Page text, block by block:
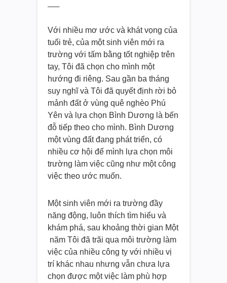
—–
Với nhiều mơ ước và khát vọng của
tuổi trẻ, của một sinh viên mới ra
trường với tấm bằng tốt nghiệp trên
tay, Tôi đã chọn cho mình một
hướng đi riêng. Sau gần ba tháng
suy nghĩ và Tôi đã quyết định rời bỏ
mảnh đất ở vùng quê nghèo Phú
Yên và lựa chọn Bình Dương là bến
đỗ tiếp theo cho mình. Bình Dương
một vùng đất đang phát triển, có
nhiều cơ hội để mình lựa chọn môi
trường làm việc cũng như một công
việc theo ước muốn.
Một sinh viên mới ra trường đầy
năng động, luôn thích tìm hiểu và
khám phá, sau khoảng thời gian Một
năm Tôi đã trãi qua môi trường làm
việc của nhiều công ty với nhiều vị
trí khác nhau nhưng vẫn chưa lựa
chọn được một việc làm phù hợp